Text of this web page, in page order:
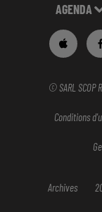
AGENDA
© SARL SCOP
Conditions
Archives